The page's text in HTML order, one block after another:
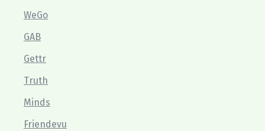
WeGo
GAB
Gettr
Truth
Minds
Friendevu